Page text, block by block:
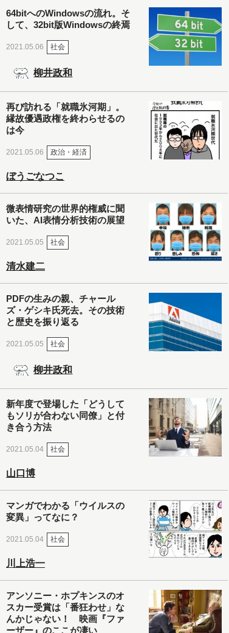
64bitへのWindowsの流れ。そ
して、32bit版Windowsの終焉
2021.05.06 社会
柳井政和
再び訪れる「就職氷河期」。
縁故優遇政権を終わらせるの
は今
2021.05.06 政治・経済
ぼうごなつこ
微表情研究の世界的権威に聞
いた、AI表情分析技術の展望
2021.05.05 社会
清水建二
PDFの生みの親、チャール
ズ・ゲシキ氏死去。その技術
と歴史を振り返る
2021.05.05 社会
柳井政和
新年度で登場した「どうして
もソリが合わない同僚」と付
き合う方法
2021.05.04 社会
山口博
マンガでわかる「ウイルスの
変異」ってなに？
2021.05.04 社会
川上浩一
アンソニー・ホプキンスのオ
スカー受賞は「番狂わせ」な
んかじゃない！ 映画『ファ
ーザー』のここが凄い